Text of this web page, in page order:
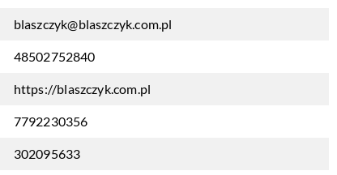
blaszczyk@blaszczyk.com.pl
48502752840
https://blaszczyk.com.pl
7792230356
302095633